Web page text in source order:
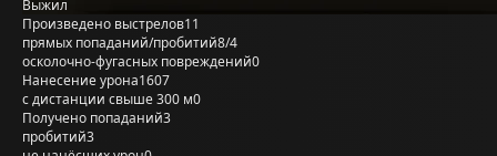
Выжил
Произведено выстрелов11
прямых попаданий/пробитий8/4
осколочно-фугасных повреждений0
Нанесение урона1607
с дистанции свыше 300 м0
Получено попаданий3
пробитий3